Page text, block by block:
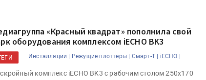
«Красный квадрат» пополнила свой
оборудования комплексом iECHO BK3
Инсталляции | Режущие плоттеры | Смарт-Т | iECHO |
комплекс iECHO BK3 с рабочим столом 250х170